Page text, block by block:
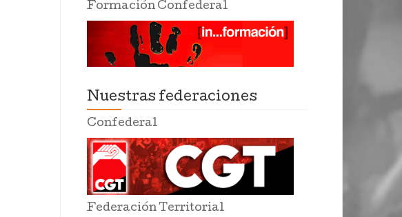
Formación Confederal
Nuestras federaciones
Confederal
Federación Territorial